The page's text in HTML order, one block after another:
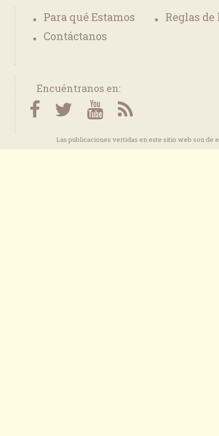
Para qué Estamos
Reglas
Contáctanos
Encuéntranos en:
Las publicaciones vertidas en este sitio web son de